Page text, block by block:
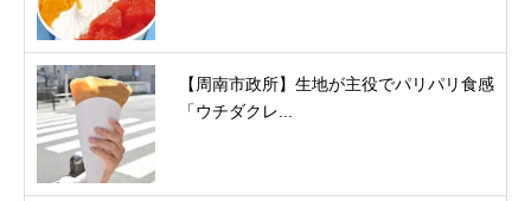
【周南市政所】生地が主役でパリパリ食感
「ウチダクレ...